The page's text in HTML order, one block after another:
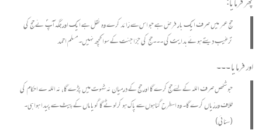
حج عمر میں صرف ایک بار فرض ہے جو اس سے زائد کرے وہ نقل ہے ایک اور جگہ آپؐ نے حج کی
ترغیب دیتے ہوئے ہدایت کی ۔۔۔حج کی جزا جنت کے سوا کچھ نہیں۔ مسلم احمد
اور فرمایا ۔۔۔
جو شخص صرف اللہ کے لئے حج کرے گا اور حج کے درمیان نہ شہوت میں پڑے گا، نہ اللہ ے احکام کی
خلاف ورزیاں کرے گا۔ وہ اسطرح گناہوں سے پاک ہو کر لوٹے گا گویا ماں کے پیٹ سے پیدا ہوا ہی۔
(سنائی)